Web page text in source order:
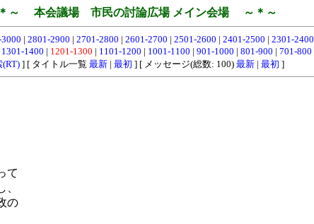
～ 本会議場 市民の討論広場 メイン会場 ～＊～
| 2801-2900 | 2701-2800 | 2601-2700 | 2501-2600 | 2401-2500 | 2301-2400
1301-1400 | 1201-1300 | 1101-1200 | 1001-1100 | 901-1000 | 801-900 | 701-800
(RT)] [ タイトル一覧 最新| 最初 ] [ メッセージ(総数: 100) 最新| 最初 ]
て
の